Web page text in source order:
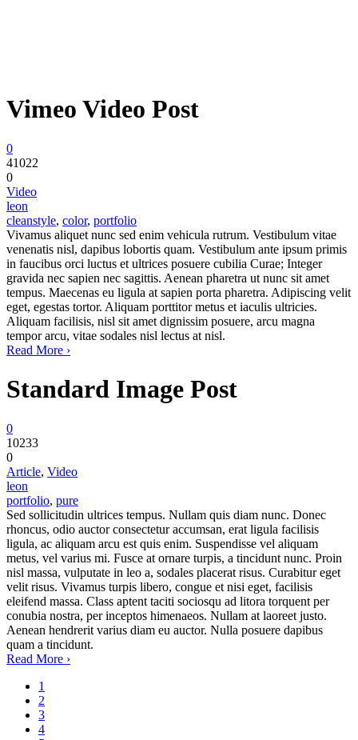
Vimeo Video Post
0
41022
0
Video
leon
cleanstyle, color, portfolio
Vivamus aliquet nunc sed enim vehicula rutrum. Vestibulum vitae
venenatis nisl, dapibus lobortis quam. Vestibulum ante ipsum primis
in faucibus orci luctus et ultrices posuere cubilia Curae; Integer
gravida nec sapien nec sagittis. Aenean pharetra ut nunc sit amet
tempus. Maecenas eu ligula at sapien porta pharetra. Adipiscing velit
eget, egestas tortor. Aliquam porttitor metus et iaculis ultricies.
Aliquam facilisis, nisl sit amet dignissim posuere, arcu magna
tempor arcu, vitae sodales nisl lectus at nisl.
Read More ›
Standard Image Post
0
10233
0
Article, Video
leon
portfolio, pure
Sed sollicitudin ultrices tempus. Nullam quis diam nunc. Donec
rhoncus, odio auctor consectetur accumsan, erat ligula facilisis
ligula, ac aliquam arcu est quis enim. Suspendisse vel aliquam
metus, vel varius mi. Fusce at ornare turpis, a tincidunt nunc. Proin
nisl massa, vulputate in leo a, sodales placerat risus. Curabitur eget
velit risus. Vivamus turpis libero, congue et nisi eget, facilisis
eleifend massa. Class aptent taciti sociosqu ad litora torquent per
conubia nostra, per inceptos himenaeos. Nullam at laoreet justo.
Aenean hendrerit varius diam eu auctor. Nulla posuere dapibus
quam a tincidunt.
Read More ›
1
2
3
4